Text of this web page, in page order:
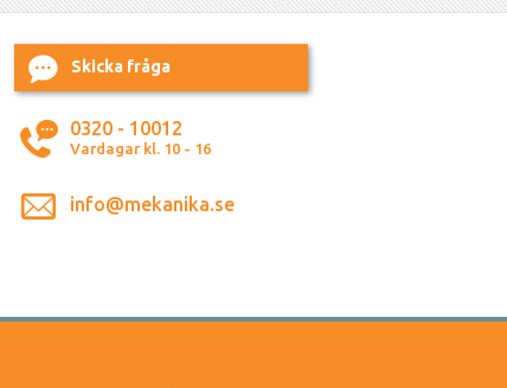
Skicka fråga
0320 - 10012
Vardagar kl. 10 - 16
info@mekanika.se